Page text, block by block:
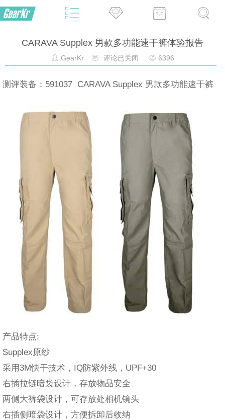
CARAVA Supplex 男款多功能速干裤体验报告
GearKr 评论已关闭 6396
测评装备：591037 CARAVA Supplex 男款多功能速干裤
产品特点:
Supplex原纱
采用3M快干技术，IQ防紫外线，UPF+30
右插拉链暗袋设计，存放物品安全
两侧大裤袋设计，可存放处相机镜头
右插侧暗袋设计，方便拆卸后收纳